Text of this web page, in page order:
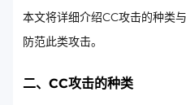
本文将详细介绍CC攻击的种类
防范此类攻击。
二、CC攻击的种类